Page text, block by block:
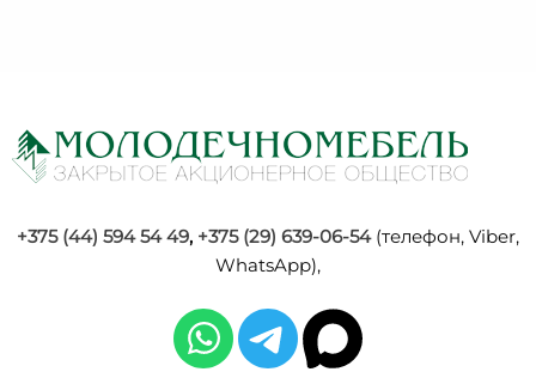
+375 (44) 594 54 49, +375 (29) 639-06-54(телефон, Viber,
WhatsApp),